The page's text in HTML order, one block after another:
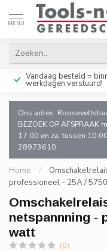
MENU
Vandaag besteld =
werkdagen verstuurd!
Ons adres:
BEZOEK OP AFSPRAAK
17.00 en za. tussen
28973610
Home /
professioneel - 25A /
netspannning -
watt
(0)